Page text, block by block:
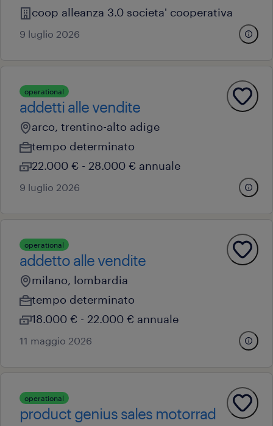
coop alleanza 3.0 societa' cooperativa
9 luglio 2026
operational
addetti alle vendite
arco, trentino-alto adige
tempo determinato
22.000 € - 28.000 € annuale
9 luglio 2026
operational
addetto alle vendite
milano, lombardia
tempo determinato
18.000 € - 22.000 € annuale
11 maggio 2026
operational
product genius sales motorrad